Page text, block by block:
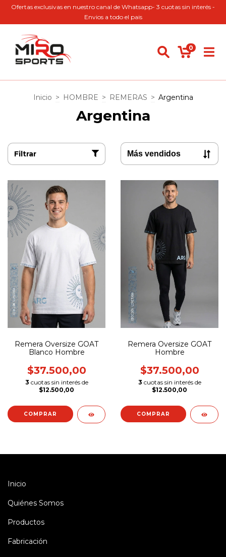
Ofertas exclusivas en nuestro canal de Whatsapp- 3 cuotas sin interés -
Envios a todo el pais
0
Inicio > HOMBRE > REMERAS > Argentina
Argentina
Filtrar
Remera Oversize GOAT
Blanco Hombre
$37.500,00
3 cuotas sin interés de
$12.500,00
COMPRAR
Remera Oversize GOAT
Hombre
$37.500,00
3 cuotas sin interés de
$12.500,00
COMPRAR
Inicio
Quiénes Somos
Productos
Fabricación